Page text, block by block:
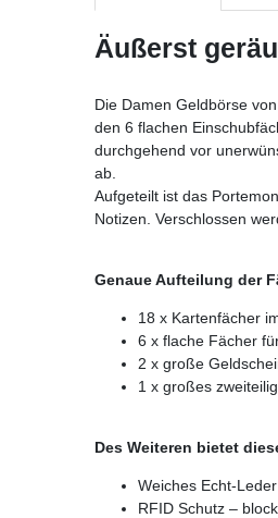
Äußerst
Die Damen Geldbörse
den 6 flachen
durchgehend vor
ab.
Aufgeteilt ist das
Notizen. Verschlossen
Genaue Aufteilung der
18 x Kartenfächer
6 x flache Fächer
2 x große
1 x großes
Des Weiteren bietet
Weiches Echt-Leder
RFID Schutz –